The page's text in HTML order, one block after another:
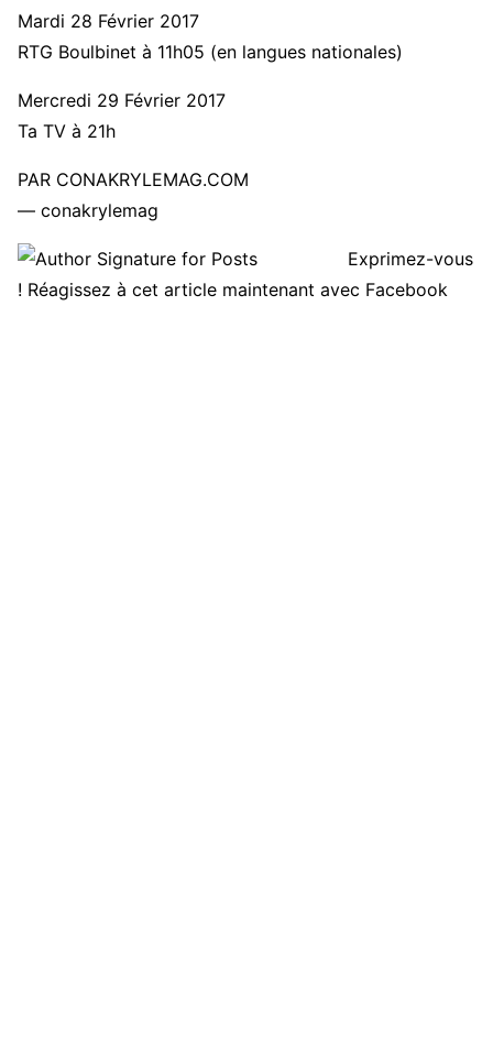
Mardi 28 Février 2017
RTG Boulbinet à 11h05 (en langues nationales)
Mercredi 29 Février 2017
Ta TV à 21h
PAR CONAKRYLEMAG.COM
— conakrylemag
Exprimez-vous
! Réagissez à cet article maintenant avec Facebook